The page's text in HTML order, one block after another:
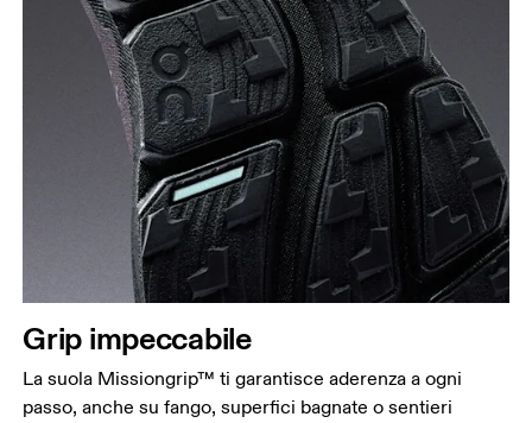
Grip impeccabile
La suola Missiongrip™ ti garantisce aderenza a ogni
passo, anche su fango, superfici bagnate o sentieri